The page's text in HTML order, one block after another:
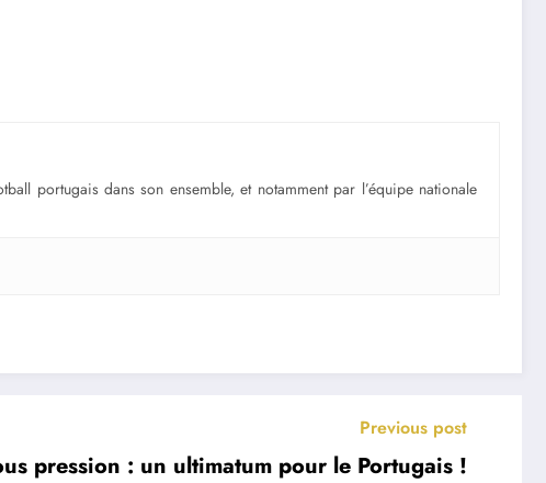
portugais dans son ensemble, et notamment par l’équipe nationale
Previous post
pression : un ultimatum pour le Portugais !